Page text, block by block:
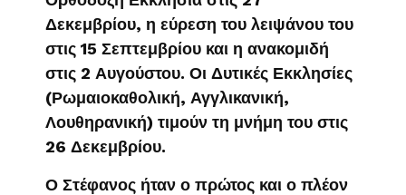
Δεκεμβρίου, η εύρεση του λειψάνου του
στις 15 Σεπτεμβρίου και η ανακομιδή
στις 2 Αυγούστου. Οι Δυτικές Εκκλησίες
(Ρωμαιοκαθολική, Αγγλικανική,
Λουθηρανική) τιμούν τη μνήμη του στις
26 Δεκεμβρίου.
Ο Στέφανος ήταν ο πρώτος και ο πλέον